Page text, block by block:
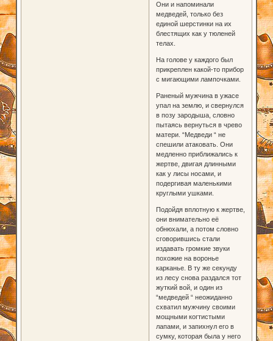
Они и напоминали
медведей, только без
единой шерстинки на их
блестящих как у тюленей
телах.
На голове у каждого был
прикреплен какой-то прибор
с мигающими лампочками.
Раненый мужчина в ужасе
упал на землю, и свернулся
в позу зародыша, словно
пытаясь вернуться в чрево
матери. “Медведи “ не
спешили атаковать. Они
медленно приближались к
жертве, двигая длинными
как у лисы носами, и
подергивая маленькими
круглыми ушками.
Подойдя вплотную к жертве,
они внимательно её
обнюхали, а потом словно
сговорившись стали
издавать громкие звуки
похожие на воронье
карканье. В ту же секунду
из лесу снова раздался тот
жуткий вой, и один из
“медведей “ неожиданно
схватил мужчину своими
мощными когтистыми
лапами, и запихнул его в
сумку, которая была у него